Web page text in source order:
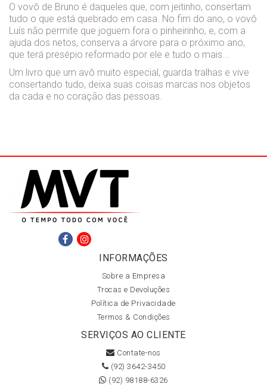
O vovô de Bruno é daqueles que, com jeitinho, consertam
tudo o que está quebrado em casa. No fim do ano, o vovô
Luís não permite que joguem fora o pinheirinho, e, com a
ajuda dos netos, conserva a árvore para o próximo ano,
que terá presépio reformado por ele e tudo o mais...
Um livro que um avô muito especial, guarda tralhas e vive
consertando tudo, deixa suas coisas marcas nos objetos
da cada e no coração das pessoas.
INFORMAÇÕES
Sobre a Empresa
Trocas e Devoluções
Política de Privacidade
Termos & Condições
SERVIÇOS AO CLIENTE
Contate-nos
(92) 3642-3450
(92) 98188-6326